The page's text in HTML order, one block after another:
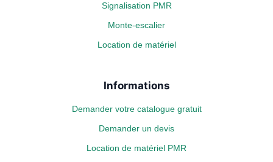
Signalisation PMR
Monte-escalier
Location de matériel
Informations
Demander votre catalogue gratuit
Demander un devis
Location de matériel PMR